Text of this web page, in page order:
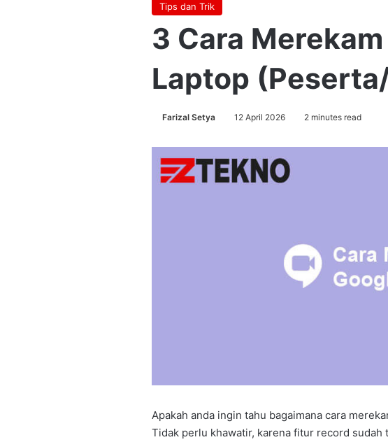
Tips dan Trik
3 Cara
Laptop
Farizal Setya 12 April 2026 2 minutes read
Apakah anda ingin tahu bagaimana cara
Tidak perlu khawatir, karena fitur record sudah